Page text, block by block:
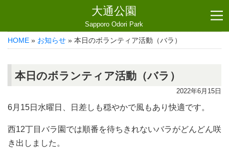
大通公園
Sapporo Odori Park
HOME » お知らせ » 本日のボランティア活動（バラ）
本日のボランティア活動（バラ）
2022年6月15日
6月15日水曜日、日差しも穏やかで風もあり快適です。
西12丁目バラ園では順番を待ちきれないバラがどんどん咲
き出しました。